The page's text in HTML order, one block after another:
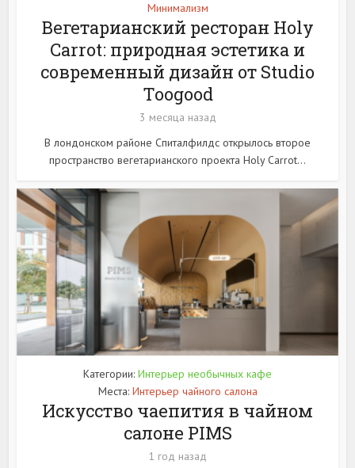
Минимализм
Вегетарианский ресторан Holy
Carrot: природная эстетика и
современный дизайн от Studio
Toogood
3 месяца назад
В лондонском районе Спиталфилдс открылось второе
пространство вегетарианского проекта Holy Carrot...
Категории: Интерьер необычных кафе
Места: Интерьер чайного салона
Искусство чаепития в чайном
салоне PIMS
1 год назад